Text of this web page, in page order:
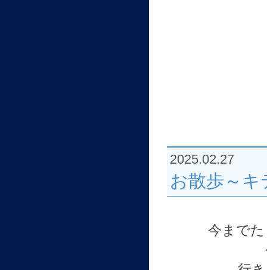
2025.02.27
お散歩～キ
今まで